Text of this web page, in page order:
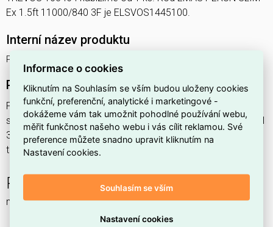
Ex 1.5ft 11000/840 3F je ELSVOS1445100.
Interní název produktu
PERUN SLIM Ex 1.5ft 11000/840 3F
Podrobný popis produktu
PERUN SLIM Ex 1.5ft 11000/840 3F 71,1W IP65
svítidlo průmyslové do prostředí s nebezpečím výbuchu Ex II
3GD, 1x11000lm, spektrum 840RJ, s nerez. klipy,
třífáz.průběž.montáž,
PERUN SLIM Ex NM
nouzové a orientační
Informace o cookies
Kliknutím na Souhlasím se vším budou uloženy cookies
funkční, preferenční, analytické i marketingové -
dokážeme vám tak umožnit pohodlné používání webu,
měřit funkčnost našeho webu i vás cílit reklamou. Své
preference můžete snadno upravit kliknutím na
Nastavení cookies.
Souhlasím se vším
Nastavení cookies